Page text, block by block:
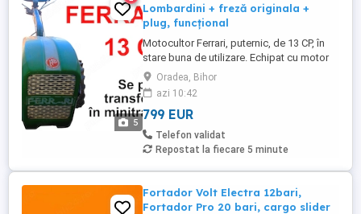
5
Lombardini + freză originala +
plug, funcțional
Motocultor Ferrari, puternic, de 13 CP, în
stare buna de utilizare. Echipat cu motor
robust și discuitor, acest cultivator este
ideal pentru lucrări agricole și de
grădinărit. Este pe benzina, cu demaror
(pornire la sfoara). Se poate transforma in
minitractor daca i se ataseaza scaun sau
remorca.
Oradea, Bihor
azi 10:42
799 EUR
Telefon validat
Repostat la fiecare 5 minute
Fortador Volt Electra 12bari,
Fortador Pro 20 bari, cargo slider